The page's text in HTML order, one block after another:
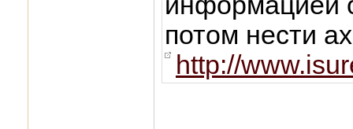
потом нести
http://